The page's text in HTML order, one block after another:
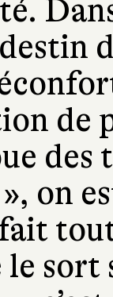
destin
de
des
on
sort